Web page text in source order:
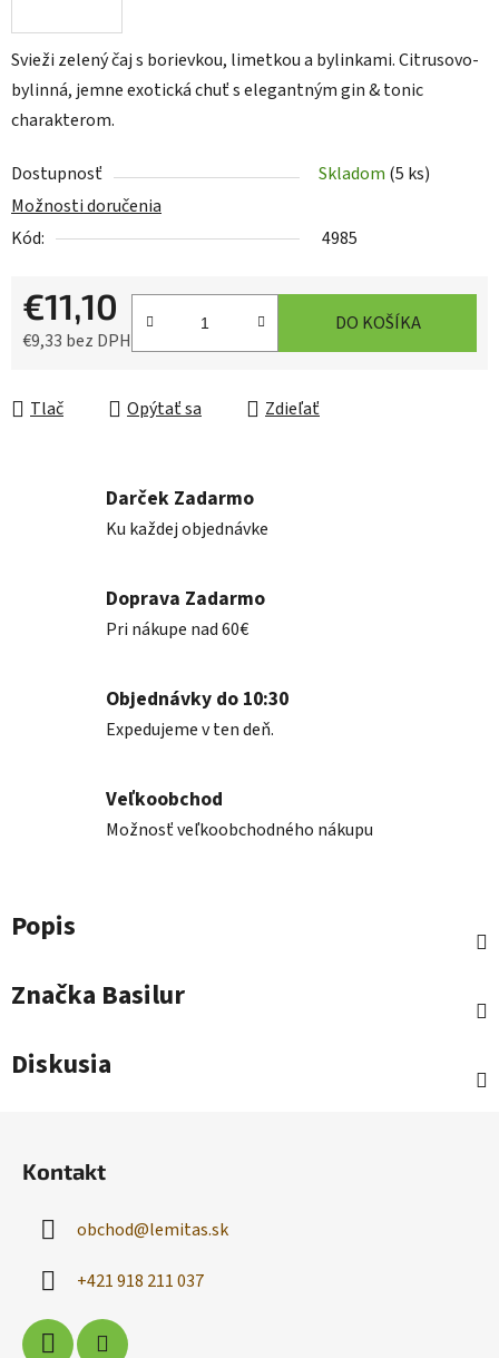
Svieži zelený čaj s borievkou, limetkou a bylinkami. Citrusovo-
bylinná, jemne exotická chuť s elegantným gin & tonic
charakterom.
Dostupnosť Skladom (5 ks)
Možnosti doručenia
Kód:
4985
€11,10
€9,33 bez DPH
DO KOŠÍKA
Tlač Opýtať sa Zdieľať
Darček Zadarmo
Ku každej objednávke
Doprava Zadarmo
Pri nákupe nad 60€
Objednávky do 10:30
Expedujeme v ten deň.
Veľkoobchod
Možnosť veľkoobchodného nákupu
Popis
Značka Basilur
Diskusia
Kontakt
obchod@lemitas.sk
+421 918 211 037